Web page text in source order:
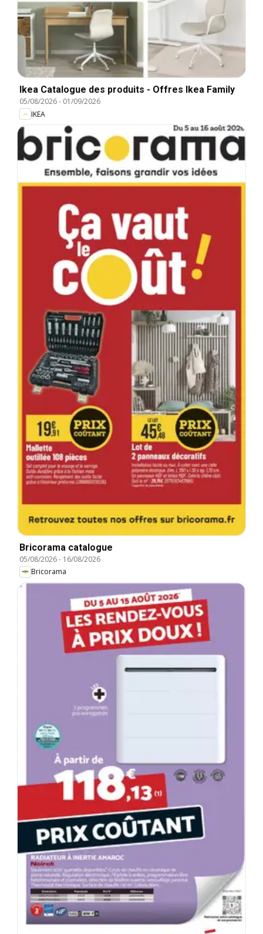
Ikea Catalogue des produits - Offres Ikea Family
05/08/2026- 01/09/2026
IKEA
Bricorama catalogue
05/08/2026- 16/08/2026
Bricorama